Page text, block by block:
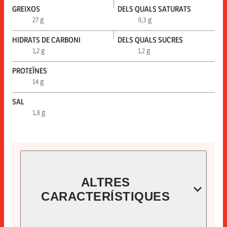
GREIXOS
27 g
DELS QUALS SATURATS
9,3 g
HIDRATS DE CARBONI
1,2 g
DELS QUALS SUCRES
1,2 g
PROTEÏNES
14 g
SAL
1,8 g
ALTRES
CARACTERÍSTIQUES